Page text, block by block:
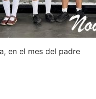
en el mes del padre